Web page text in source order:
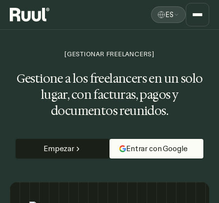
Inicio de Ruul ES
[GESTIONAR FREELANCERS]
Gestione a los freelancers en un solo
lugar,con facturas, pagos y
documentos reunidos.
Empezar Entrar con Google